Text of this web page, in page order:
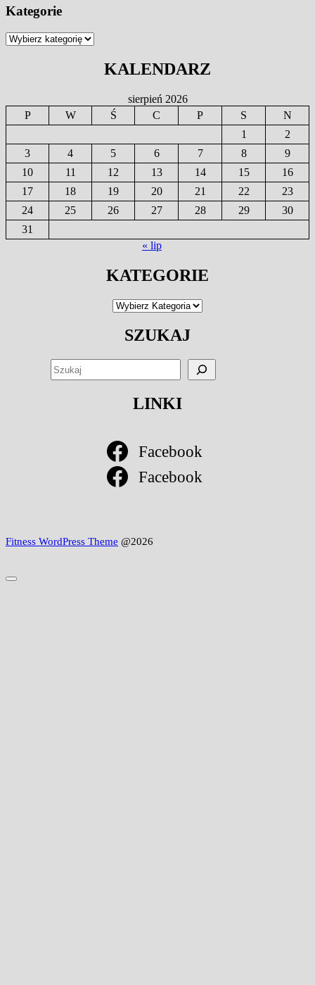
Kategorie
Kategorie
KALENDARZ
sierpień 2026
P
W Ś C P S
N
1
2
3
4 5 6 7 8
9
10
11 12 13 14 15
16
17
18 19 20 21 22
23
24
25 26 27 28 29
30
31
« lip
KATEGORIE
Kategorie
SZUKAJ
LINKI
Facebook
Facebook
Fitness WordPress Theme @2026
Scroll